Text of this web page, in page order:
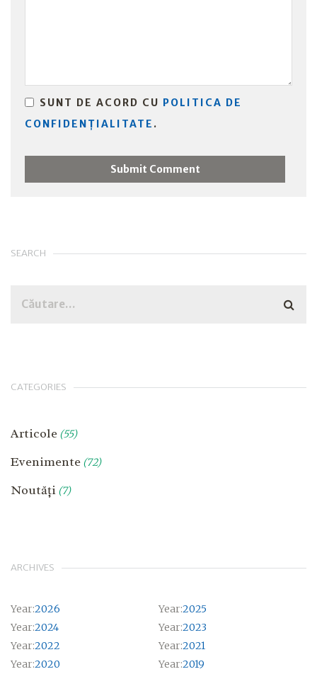
SUNT DE ACORD CU POLITICA DE
CONFIDENȚIALITATE .
SEARCH
CATEGORIES
Articole (55)
Evenimente (72)
Noutăți (7)
ARCHIVES
Year:2026 Year:2025
Year:2024 Year:2023
Year:2022 Year:2021
Year:2020 Year:2019